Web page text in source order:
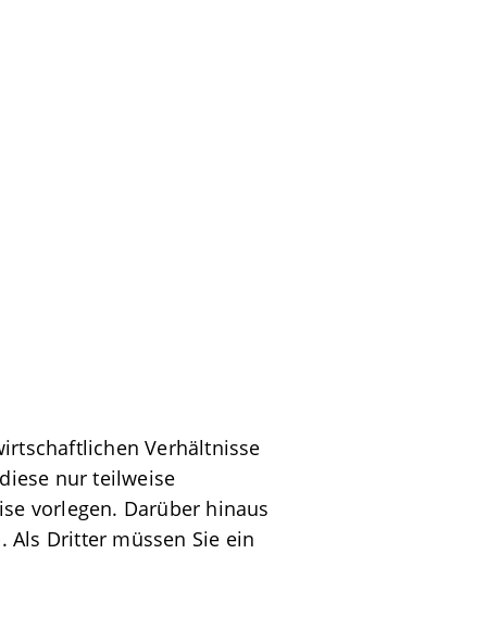
Verhältnisse
nur teilweise
vorlegen. Darüber hinaus
Als Dritter müssen Sie ein